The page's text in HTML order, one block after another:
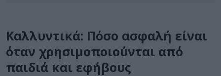
Καλλυντικά: Πόσο ασφαλή είναι
όταν χρησιμοποιούνται από
παιδιά και εφήβους